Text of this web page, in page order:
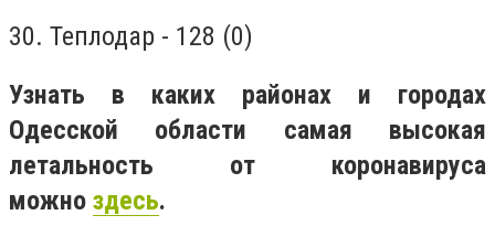
30. Теплодар - 128 (0)
Узнать в каких районах и городах
Одесской области самая высокая
летальность от коронавируса
можно здесь.